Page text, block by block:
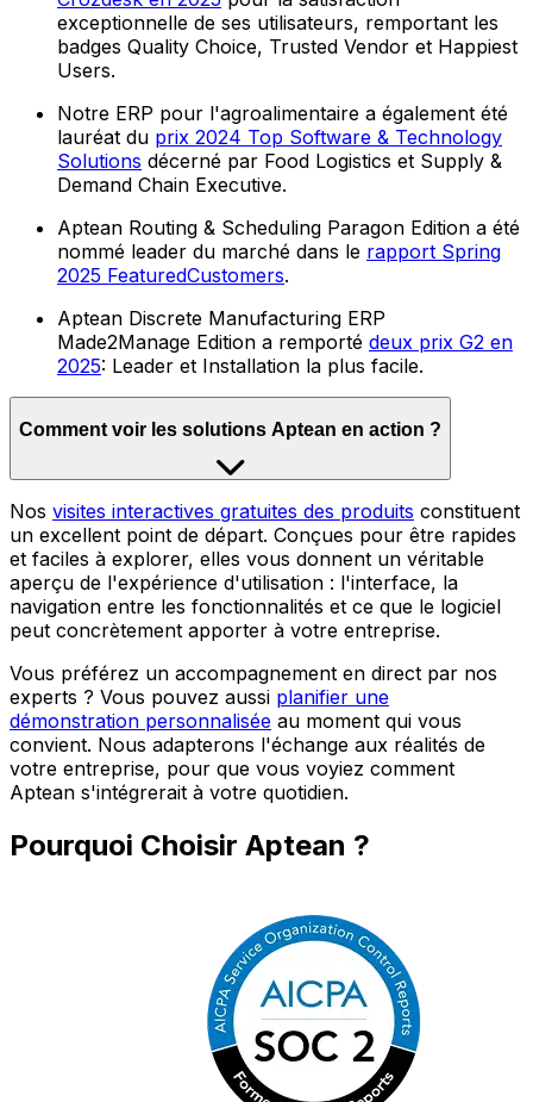
exceptionnelle de ses utilisateurs, remportant les
badges Quality Choice, Trusted Vendor et Happiest
Users.
Notre ERP pour l'agroalimentaire a également été
lauréat du prix 2024 Top Software & Technology
Solutions décerné par Food Logistics et Supply &
Demand Chain Executive.
Aptean Routing & Scheduling Paragon Edition a été
nommé leader du marché dans le rapport Spring
2025 FeaturedCustomers.
Aptean Discrete Manufacturing ERP
Made2Manage Edition a remporté deux prix G2 en
2025: Leader et Installation la plus facile.
Comment voir les solutions Aptean en action ?
Nos visites interactives gratuites des produits constituent
un excellent point de départ. Conçues pour être rapides
et faciles à explorer, elles vous donnent un véritable
aperçu de l'expérience d'utilisation : l'interface, la
navigation entre les fonctionnalités et ce que le logiciel
peut concrètement apporter à votre entreprise.
Vous préférez un accompagnement en direct par nos
experts ? Vous pouvez aussi planifier une
démonstration personnalisée au moment qui vous
convient. Nous adapterons l'échange aux réalités de
votre entreprise, pour que vous voyiez comment
Aptean s'intégrerait à votre quotidien.
Pourquoi Choisir Aptean ?